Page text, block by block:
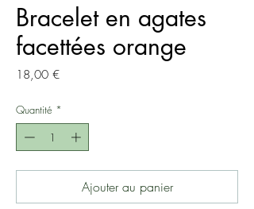
Bracelet en agates
facettées orange
18,00 €Prix
Quantité *
Ajouter au panier